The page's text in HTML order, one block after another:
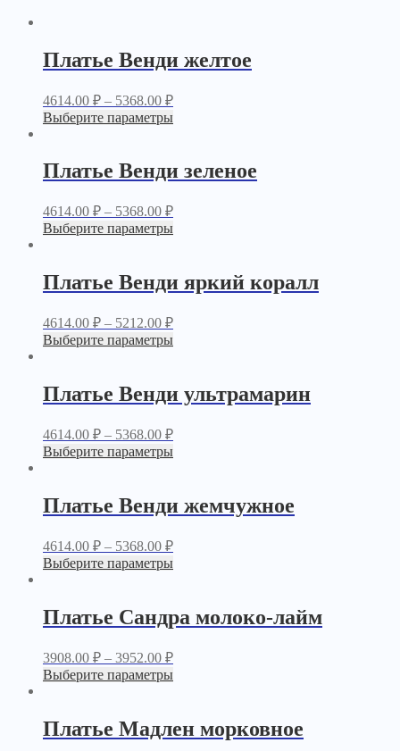
Платье Венди желтое
4614.00 ₽ – 5368.00 ₽
Выберите параметры
Платье Венди зеленое
4614.00 ₽ – 5368.00 ₽
Выберите параметры
Платье Венди яркий коралл
4614.00 ₽ – 5212.00 ₽
Выберите параметры
Платье Венди ультрамарин
4614.00 ₽ – 5368.00 ₽
Выберите параметры
Платье Венди жемчужное
4614.00 ₽ – 5368.00 ₽
Выберите параметры
Платье Сандра молоко-лайм
3908.00 ₽ – 3952.00 ₽
Выберите параметры
Платье Мадлен морковное